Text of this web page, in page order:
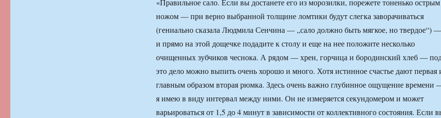
«Правильное сало. Если вы достанете его из морозилки, порежете тоненько острым
ножом — при верно выбранной толщине ломтики будут слегка заворачиваться
(гениально сказала Людмила Сенчина — „сало должно быть мягкое, но твердое“) —
и прямо на этой дощечке подадите к столу и еще на нее положите несколько
очищенных зубчиков чеснока. А рядом — хрен, горчица и бородинский хлеб —
это дело можно выпить очень хорошо и много. Хотя истинное счастье дают первая
главным образом вторая рюмка. Здесь очень важно глубинное ощущение времени
я имею в виду интервал между ними. Он не измеряется секундомером и может
варьироваться от 1,5 до 4 минут в зависимости от коллективного состояния. Если